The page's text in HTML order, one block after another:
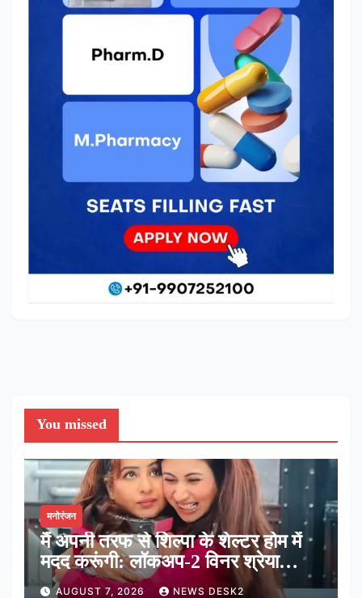
You missed
मनोरंजन
मैं अपनी तरफ से शिल्पा के शेल्टर होम में
मदद करूंगी: लॉकअप-2 विनर श्रेया
कालरा
AUGUST 7, 2026 NEWS DESK2